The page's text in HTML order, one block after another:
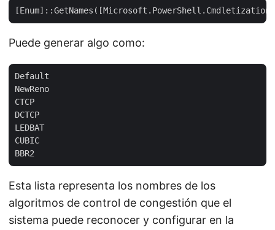
Puede generar algo como:
Default
NewReno
CTCP
DCTCP
LEDBAT
CUBIC
Esta lista representa los nombres de los
algoritmos de control de congestión que el
sistema puede reconocer y configurar en la